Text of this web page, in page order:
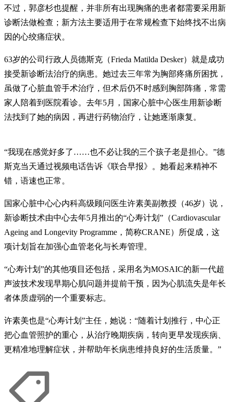
不过，郭彦杉也提醒，并非所有出现胸痛的患者都需要采用新
诊断法做检查；新方法主要适用于在常规检查下始终找不出病
因的心绞痛症状。
63岁的公司行政人员德斯克（Frieda Matilda Desker）就是成功
接受新诊断法治疗的病患。她过去三年常为胸部疼痛所困扰，
虽做了心脏血管手术治疗，但术后仍不时感到胸部阵痛，常需
家人陪着到医院看诊。去年5月，国家心脏中心医生用新诊断
法找到了她的病因，再进行药物治疗，让她逐渐康复。
“我现在感觉好多了……也不必让我的三个孩子老是担心。”德
斯克当天通过视频电话告诉《联合早报》。她看起来精神不
错，语速也正常。
国家心脏中心心内科高级顾问医生许素美副教授（46岁）说，
新诊断技术由中心去年5月推出的“心寿计划”（Cardiovascular
Ageing and Longevity Programme，简称CRANE）所促成，这
项计划旨在加强心血管老化与长寿管理。
“心寿计划”的其他项目还包括，采用名为MOSAIC的新一代超
声波技术发现早期心肌问题并提前干预，因为心肌流失是年长
者体质虚弱的一个重要标志。
许素美也是“心寿计划”主任，她说：“随着计划推行，中心正
把心血管照护的重心，从治疗晚期疾病，转向更早发现疾病、
更精准地理解症状，并帮助年长病患维持良好的生活质量。”